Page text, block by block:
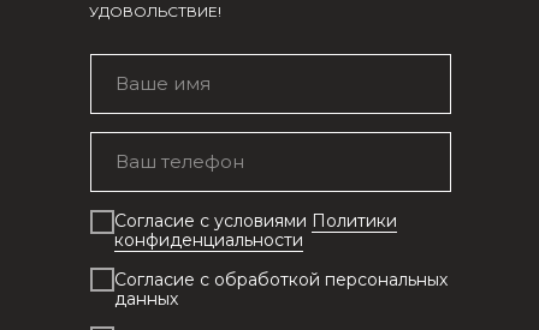
УДОВОЛЬСТВИЕ!
Согласие с условиями Политики
конфиденциальности
Согласие с обработкой персональных
данных